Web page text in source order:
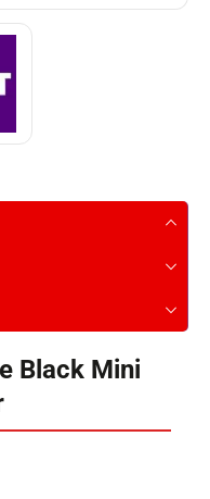
Black Mini